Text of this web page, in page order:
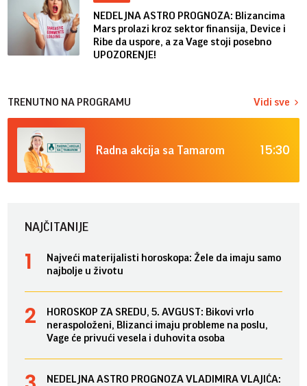
NEDELJNA ASTRO PROGNOZA: Blizancima
Mars prolazi kroz sektor finansija, Device i
Ribe da uspore, a za Vage stoji posebno
UPOZORENJE!
TRENUTNO NA PROGRAMU Vidi sve
Radna akcija sa Tamarom 15:30
NAJČITANIJE
Najveći materijalisti horoskopa: Žele da imaju samo
najbolje u životu
HOROSKOP ZA SREDU, 5. AVGUST: Bikovi vrlo
neraspoloženi, Blizanci imaju probleme na poslu,
Vage će privući vesela i duhovita osoba
NEDELJNA ASTRO PROGNOZA VLADIMIRA VLAJIĆA: